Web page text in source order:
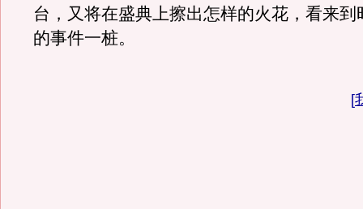
台，又将在盛典上擦出怎样的火花，看来到
的事件一桩。
[